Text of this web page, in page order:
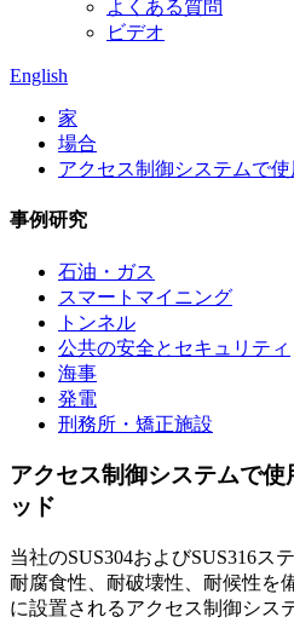
よくある質問
ビデオ
English
家
場合
アクセス制御システムで
事例研究
石油・ガス
スマートマイニング
トンネル
公共の安全とセキュリティ
海事
発電
刑務所・矯正施設
アクセス制御システムで
ッド
当社のSUS304およびSUS316ス
耐腐食性、耐破壊性、耐候性を
に設置されるアクセス制御シス